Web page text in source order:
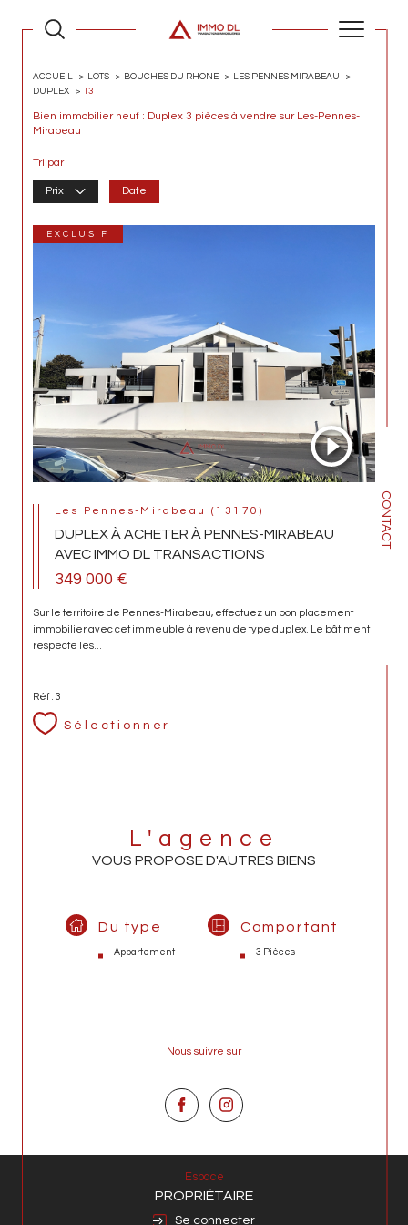
CONTACT
ACCUEIL LOTS BOUCHES DU RHONE
LES PENNES MIRABEAU
DUPLEX
T3
Bien immobilier neuf : Duplex 3 pièces à vendre sur Les-Pennes-
Mirabeau
Tri par
Prix Date
EXCLUSIF
Les Pennes-Mirabeau (13170)
DUPLEX À ACHETER À PENNES-MIRABEAU
AVEC IMMO DL TRANSACTIONS
349 000 €
Sur le territoire de Pennes-Mirabeau, effectuez un bon placement
immobilier avec cet immeuble à revenu de type duplex. Le bâtiment
respecte les...
Réf : 3
Sélectionner
L'agence
VOUS PROPOSE D'AUTRES BIENS
Du type
Appartement
Comportant
3 Pièces
Nous suivre sur
Espace
PROPRIÉTAIRE
Se connecter